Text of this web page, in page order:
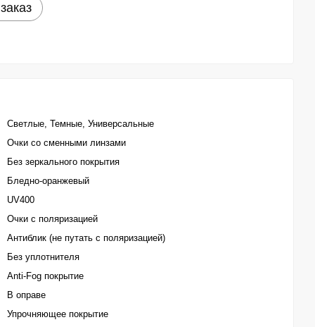
Светлые, Темные, Универсальные
Очки со сменными линзами
Без зеркального покрытия
Бледно-оранжевый
UV400
Очки с поляризацией
Антиблик (не путать с поляризацией)
Без уплотнителя
Anti-Fog покрытие
В оправе
Упрочняющее покрытие